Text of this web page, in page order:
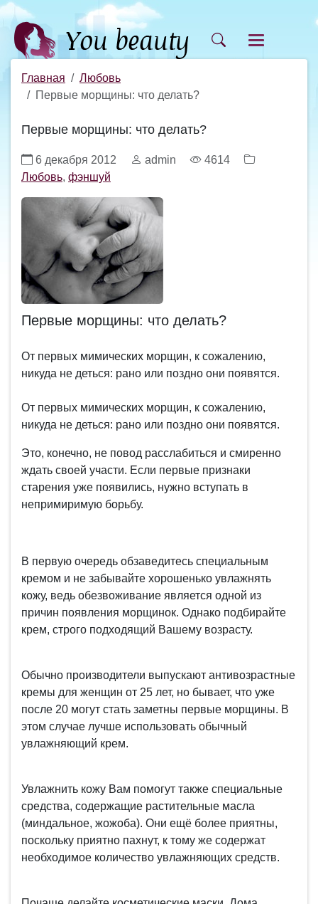
Главная
Любовь
Первые морщины: что делать?
Первые морщины: что делать?
6 декабря 2012 admin
4614
Любовь, фэншуй
Первые морщины: что делать?
От первых мимических морщин, к сожалению,
никуда не деться: рано или поздно они появятся.
От первых мимических морщин, к сожалению,
никуда не деться: рано или поздно они появятся.
Это, конечно, не повод расслабиться и смиренно
ждать своей участи. Если первые признаки
старения уже появились, нужно вступать в
непримиримую борьбу.
В первую очередь обзаведитесь специальным
кремом и не забывайте хорошенько увлажнять
кожу, ведь обезвоживание является одной из
причин появления морщинок. Однако подбирайте
крем, строго подходящий Вашему возрасту.
Обычно производители выпускают антивозрастные
кремы для женщин от 25 лет, но бывает, что уже
после 20 могут стать заметны первые морщины. В
этом случае лучше использовать обычный
увлажняющий крем.
Увлажнить кожу Вам помогут также специальные
средства, содержащие растительные масла
(миндальное, жожоба). Они ещё более приятны,
поскольку приятно пахнут, к тому же содержат
необходимое количество увлажняющих средств.